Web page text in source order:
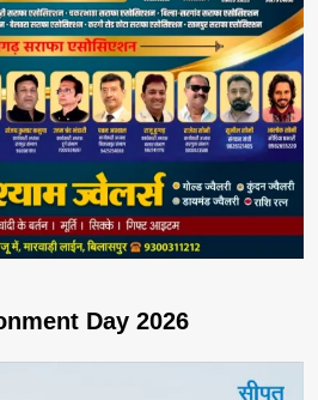
Day 2026